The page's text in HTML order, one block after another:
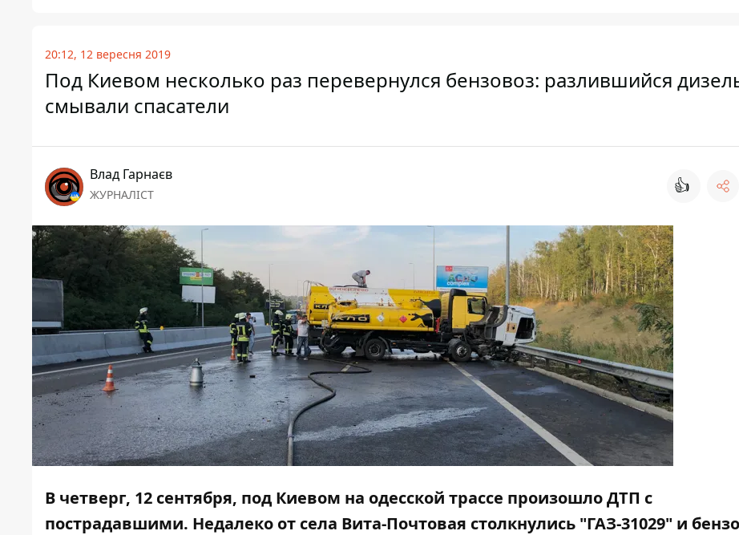
20:12, 12 вересня 2019
Под Киевом несколько раз перевернулся бензовоз: разлившийся
смывали спасатели
Влад Гарнаєв
ЖУРНАЛІСТ 👍
В четверг, 12 сентября, под Киевом на одесской трассе произошло ДТП с
пострадавшими. Недалеко от села Вита-Почтовая столкнулись "ГАЗ-31029" и